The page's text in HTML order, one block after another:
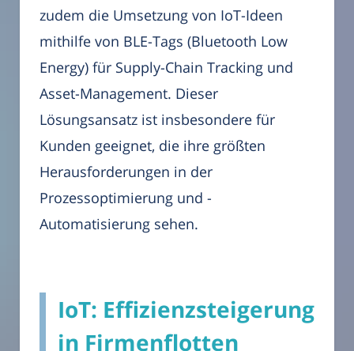
zudem die Umsetzung von IoT-Ideen
mithilfe von BLE-Tags (Bluetooth Low
Energy) für Supply-Chain Tracking und
Asset-Management. Dieser
Lösungsansatz ist insbesondere für
Kunden geeignet, die ihre größten
Herausforderungen in der
Prozessoptimierung und -
Automatisierung sehen.
IoT: Effizienzsteigerung
in Firmenflotten